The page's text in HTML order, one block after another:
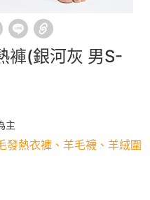
褲(銀河灰 男S-
主
發熱衣褲、羊毛襪、羊絨圍